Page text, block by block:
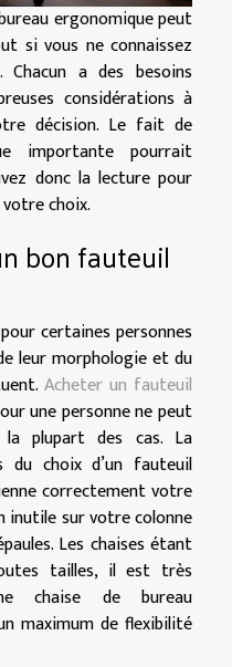
ergonomique peut
si vous ne connaissez
a des besoins
considérations à
décision. Le fait de
importante pourrait
donc la lecture pour
choix.
bon fauteuil
certaines personnes
leur morphologie et du
Acheter un fauteuil
une personne ne peut
plupart des cas. La
du choix d’un fauteuil
correctement votre
inutile sur votre colonne
Les chaises étant
tailles, il est très
chaise de bureau
maximum de flexibilité